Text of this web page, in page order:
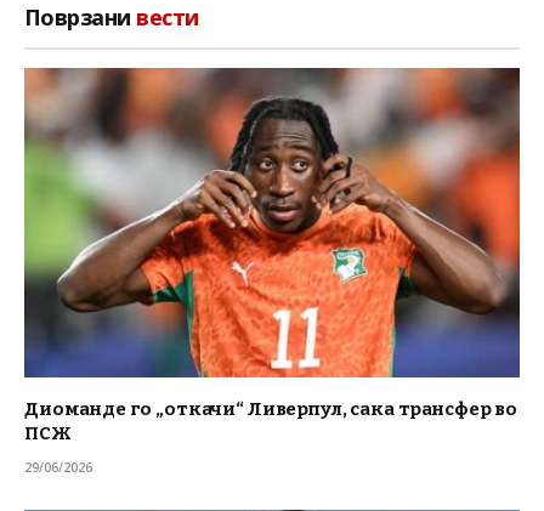
Поврзани вести
Диоманде го „откачи“ Ливерпул, сака трансфер во
ПСЖ
29/06/2026